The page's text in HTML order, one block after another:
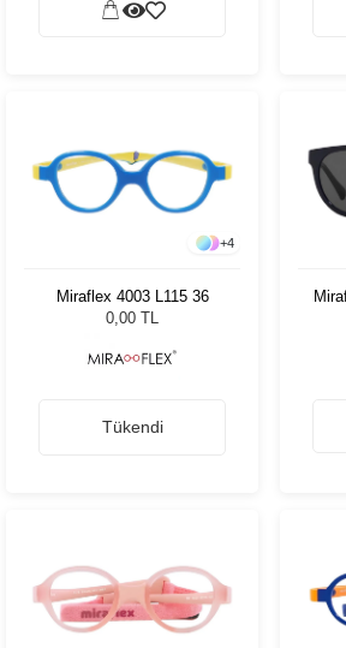
+4
Miraflex 4003 L115 36
0,00 TL
Tükendi